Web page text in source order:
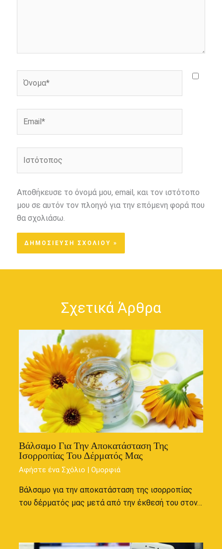
Αποθήκευσε το όνομά μου, email, και τον ιστότοπο
μου σε αυτόν τον πλοηγό για την επόμενη φορά που
θα σχολιάσω.
Σχετικά Άρθρα
Βάλσαμο Για Την Αποκατάσταση Της
Ισορροπίας Του Δέρματός Μας
Αφήστε ένα Σχόλιο |Ομορφιά
Βάλσαμο για την αποκατάσταση της ισορροπίας
του δέρματός μας μετά από την έκθεσή του στον…